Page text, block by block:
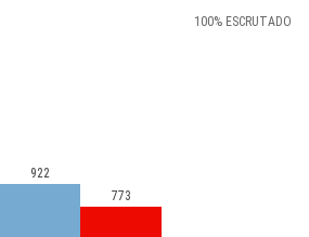
100% ESCRUTADO
922
773